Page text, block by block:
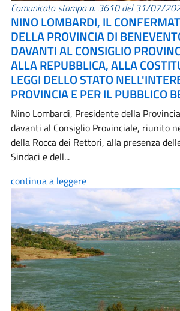
Comunicato stampa n. 3610 del 31/07/
NINO LOMBARDI, IL
DELLA PROVINCIA DI
DAVANTI AL CONSIGLIO
ALLA REPUBBLICA, ALLA
LEGGI DELLO STATO
PROVINCIA E PER IL PUBBLICO
Nino Lombardi, Presidente della
davanti al Consiglio Provinciale, riunito
della Rocca dei Rettori, alla presenza
Sindaci e dell...
continua a leggere